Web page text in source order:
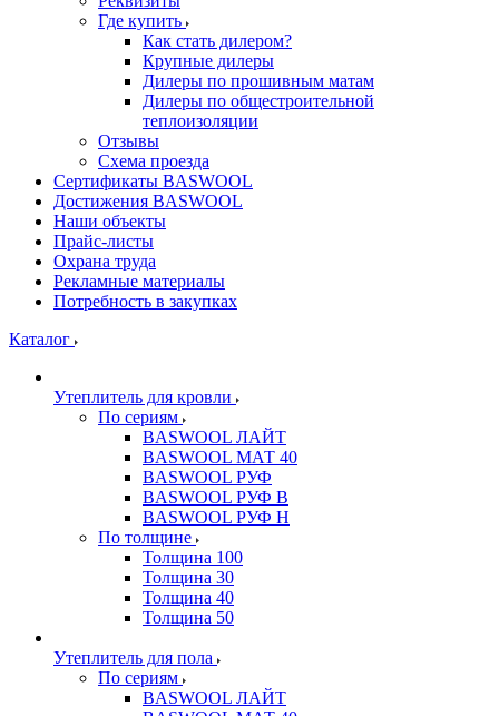
Где купить
Как стать дилером?
Крупные дилеры
Дилеры по прошивным матам
Дилеры по общестроительной
теплоизоляции
Отзывы
Схема проезда
Сертификаты BASWOOL
Достижения BASWOOL
Наши объекты
Прайс-листы
Охрана труда
Рекламные материалы
Потребность в закупках
Каталог
Утеплитель для кровли
По сериям
BASWOOL ЛАЙТ
BASWOOL МАТ 40
BASWOOL РУФ
BASWOOL РУФ В
BASWOOL РУФ Н
По толщине
Толщина 100
Толщина 30
Толщина 40
Толщина 50
Утеплитель для пола
По сериям
BASWOOL ЛАЙТ